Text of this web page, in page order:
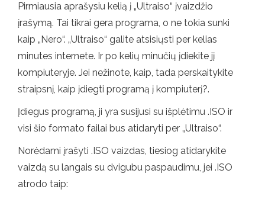
Pirmiausia aprašysiu kelią į „Ultraiso“ įvaizdžio
įrašymą. Tai tikrai gera programa, o ne tokia sunki
kaip „Nero“. „Ultraiso“ galite atsisiųsti per kelias
minutes internete. Ir po kelių minučių įdiekite jį
kompiuteryje. Jei nežinote, kaip, tada perskaitykite
straipsnį, kaip įdiegti programą į kompiuterį?.
Įdiegus programą, ji yra susijusi su išplėtimu .ISO ir
visi šio formato failai bus atidaryti per „Ultraiso“.
Norėdami įrašyti .ISO vaizdas, tiesiog atidarykite
vaizdą su langais su dvigubu paspaudimu, jei .ISO
atrodo taip: